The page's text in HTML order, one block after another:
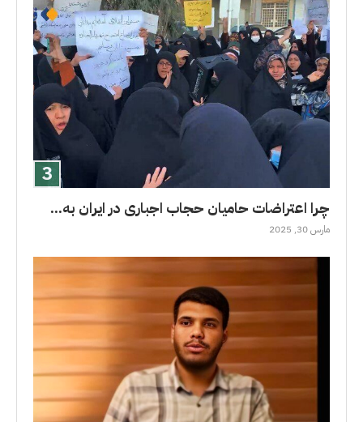
چرا اعتراضات حامیان حجاب اجباری در ایران به...
مارس 30, 2025